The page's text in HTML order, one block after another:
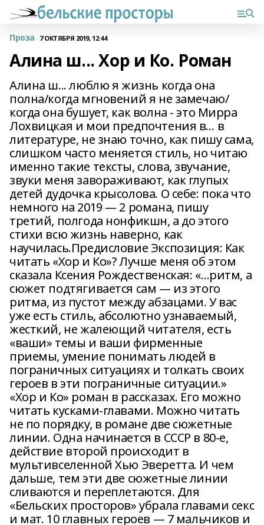
Проза 7 ОКТЯБРЯ 2019, 12:44
Алина ш... Хор и Ко. Роман
Алина ш... люблю я жизнь когда она
полна/когда мгновений я не замечаю/
когда она бушует, как волна - это Мирра
Лохвицкая и мои предпочтения в… в
литературе, не знаю точно, как пишу сама,
слишком часто меняется стиль, но читаю
именно такие тексты, слова, звучание,
звуки меня завораживают, как глупых
детей дудочка крысолова. О себе: пока что
немного на 2019 — 2 романа, пишу
третий, полгода нонфикшн, а до этого
стихи всю жизнь наверно, как
научилась.Предисловие Экспозиция: Как
читать «Хор и Ко»? Лучше меня об этом
сказала Ксения Рождественская: «…ритм, а
сюжет подтягивается сам — из этого
ритма, из пустот между абзацами. У вас
уже есть стиль, абсолютно узнаваемый,
жесткий, не жалеющий читателя, есть
«ваши» темы и ваши фирменные
приемы, умение понимать людей в
пограничных ситуациях и толкать своих
героев в эти пограничные ситуации.»
«Хор и Ко» роман в рассказах. Его можно
читать кусками-главами. Можно читать
не по порядку, в романе две сюжетные
линии. Одна начинается в СССР в 80-е,
действие второй происходит в
мультивселенной Хью Эверетта. И чем
дальше, тем эти две сюжетные линии
сливаются и переплетаются. Для
«Бельских просторов» убрала главами секс
и мат. 10 главных героев — 7 мальчиков и